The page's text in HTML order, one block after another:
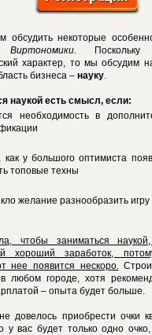
обсудить некоторые
. Поскольку
характер, то мы обсудим
бизнеса – науку.
наукой есть смысл, если:
необходимость в
как у большого оптимиста
топовые техны
желание разнообразить
чтобы заниматься
хороший заработок,
нее появится нескоро.
любом городе, хотя
– опыта будет больше.
довелось приобрести очки
у вас будет только одно